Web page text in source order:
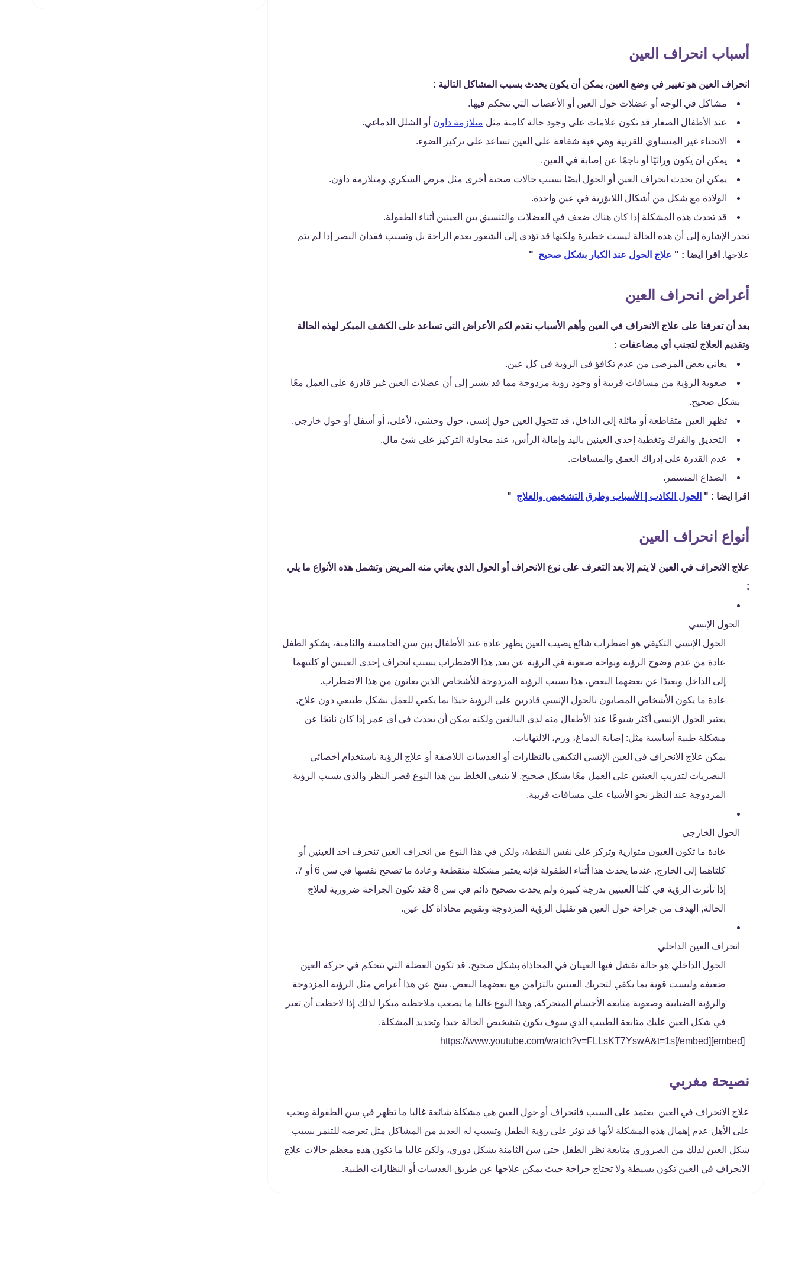
أسباب انحراف العين
انحراف العين هو تغيير في وضع العين، يمكن أن يكون يحدث بسبب المشاكل التالية :
مشاكل في الوجه أو عضلات حول العين أو الأعصاب التي تتحكم فيها.
عند الأطفال الصغار قد تكون علامات على وجود حالة كامنة مثل متلازمة داون أو الشلل الدماغي.
الانحناء غير المتساوي للقرنية وهي قبة شفافة على العين تساعد على تركيز الضوء.
يمكن أن يكون وراثيًا أو ناجمًا عن إصابة في العين.
يمكن أن يحدث انحراف العين أو الحول أيضًا بسبب حالات صحية أخرى مثل مرض السكري ومتلازمة داون.
الولادة مع شكل من أشكال اللابؤرية في عين واحدة.
قد تحدث هذه المشكلة إذا كان هناك ضعف في العضلات والتنسيق بين العينين أثناء الطفولة.
تجدر الإشارة إلى أن هذه الحالة ليست خطيرة ولكنها قد تؤدي إلى الشعور بعدم الراحة بل وتسبب فقدان البصر إذا لم يتم
علاجها. اقرا ايضا : " علاج الحول عند الكبار بشكل صحيح "
أعراض انحراف العين
بعد أن تعرفنا على علاج الانحراف في العين وأهم الأسباب نقدم لكم الأعراض التي تساعد على الكشف المبكر لهذه الحالة
وتقديم العلاج لتجنب أي مضاعفات :
يعاني بعض المرضى من عدم تكافؤ في الرؤية في كل عين.
صعوبة الرؤية من مسافات قريبة أو وجود رؤية مزدوجة مما قد يشير إلى أن عضلات العين غير قادرة على العمل معًا
بشكل صحيح.
تظهر العين متقاطعة أو مائلة إلى الداخل، قد تتحول العين حول إنسي، حول وحشي، لأعلى، أو أسفل أو حول خارجي.
التحديق والفرك وتغطية إحدى العينين باليد وإمالة الرأس، عند محاولة التركيز على شئ مال.
عدم القدرة على إدراك العمق والمسافات.
الصداع المستمر.
اقرا ايضا : " الحول الكاذب | الأسباب وطرق التشخيص والعلاج "
أنواع انحراف العين
علاج الانحراف في العين لا يتم إلا بعد التعرف على نوع الانحراف أو الحول الذي يعاني منه المريض وتشمل هذه الأنواع ما يلي
:
الحول الإنسي
الحول الإنسي التكيفي هو اضطراب شائع يصيب العين يظهر عادة عند الأطفال بين سن الخامسة والثامنة، يشكو الطفل
عادة من عدم وضوح الرؤية ويواجه صعوبة في الرؤية عن بعد, هذا الاضطراب يسبب انحراف إحدى العينين أو كلتيهما
إلى الداخل وبعيدًا عن بعضهما البعض، هذا يسبب الرؤية المزدوجة للأشخاص الذين يعانون من هذا الاضطراب.
عادة ما يكون الأشخاص المصابون بالحول الإنسي قادرين على الرؤية جيدًا بما يكفي للعمل بشكل طبيعي دون علاج,
يعتبر الحول الإنسي أكثر شيوعًا عند الأطفال منه لدى البالغين ولكنه يمكن أن يحدث في أي عمر إذا كان ناتجًا عن
مشكلة طبية أساسية مثل: إصابة الدماغ، ورم، الالتهابات.
يمكن علاج الانحراف في العين الإنسي التكيفي بالنظارات أو العدسات اللاصقة أو علاج الرؤية باستخدام أخصائي
البصريات لتدريب العينين على العمل معًا بشكل صحيح, لا ينبغي الخلط بين هذا النوع قصر النظر والذي يسبب الرؤية
المزدوجة عند النظر نحو الأشياء على مسافات قريبة.
الحول الخارجي
عادة ما تكون العيون متوازية وتركز على نفس النقطة، ولكن في هذا النوع من انحراف العين تنحرف احد العينين أو
كلتاهما إلى الخارج, عندما يحدث هذا أثناء الطفولة فإنه يعتبر مشكلة متقطعة وعادة ما تصحح نفسها في سن 6 أو 7.
إذا تأثرت الرؤية في كلتا العينين بدرجة كبيرة ولم يحدث تصحيح دائم في سن 8 فقد تكون الجراحة ضرورية لعلاج
الحالة, الهدف من جراحة حول العين هو تقليل الرؤية المزدوجة وتقويم محاذاة كل عين.
انحراف العين الداخلي
الحول الداخلي هو حالة تفشل فيها العينان في المحاذاة بشكل صحيح، قد تكون العضلة التي تتحكم في حركة العين
ضعيفة وليست قوية بما يكفي لتحريك العينين بالتزامن مع بعضهما البعض, ينتج عن هذا أعراض مثل الرؤية المزدوجة
والرؤية الضبابية وصعوبة متابعة الأجسام المتحركة, وهذا النوع غالبا ما يصعب ملاحظته مبكرا لذلك إذا لاحظت أن تغير
في شكل العين عليك متابعة الطبيب الذي سوف يكون بتشخيص الحالة جيدا وتحديد المشكلة.
[embed]https://www.youtube.com/watch?v=FLLsKT7YswA&t=1s[/embed]
نصيحة مغربي
علاج الانحراف في العين يعتمد على السبب فانحراف أو حول العين هي مشكلة شائعة غالبا ما تظهر في سن الطفولة ويجب
على الأهل عدم إهمال هذه المشكلة لأنها قد تؤثر على رؤية الطفل وتسبب له العديد من المشاكل مثل تعرضه للتنمر بسبب
شكل العين لذلك من الضروري متابعة نظر الطفل حتى سن الثامنة بشكل دوري، ولكن غالبا ما تكون هذه معظم حالات علاج
الانحراف في العين تكون بسيطة ولا تحتاج جراحة حيث يمكن علاجها عن طريق العدسات أو النظارات الطبية.